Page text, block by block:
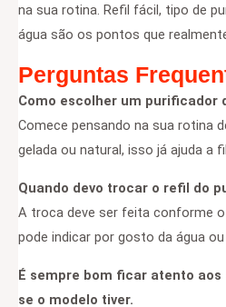
na sua rotina. Refil fácil, tipo de
água são os pontos que
Perguntas
Como escolher um purificador
Comece pensando na sua rotina
gelada ou natural, isso já ajuda a
Quando devo trocar o refil do
A troca deve ser feita conforme
pode indicar por gosto da água
É sempre bom ficar atento
se o modelo tiver.